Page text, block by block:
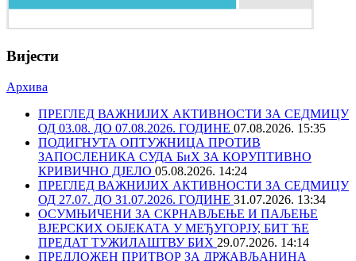
Вијести
Архива
ПРЕГЛЕД ВАЖНИЈИХ АКТИВНОСТИ ЗА СЕДМИЦУ
ОД 03.08. ДО 07.08.2026. ГОДИНЕ 07.08.2026. 15:35
ПОДИГНУТА ОПТУЖНИЦА ПРОТИВ
ЗАПОСЛЕНИКА СУДА БиХ ЗА КОРУПТИВНО
КРИВИЧНО ДЈЕЛО 05.08.2026. 14:24
ПРЕГЛЕД ВАЖНИЈИХ АКТИВНОСТИ ЗА СЕДМИЦУ
ОД 27.07. ДО 31.07.2026. ГОДИНЕ 31.07.2026. 13:34
ОСУМЊИЧЕНИ ЗА СКРНАВЉЕЊЕ И ПАЉЕЊЕ
ВЈЕРСКИХ ОБЈЕКАТА У МЕЂУГОРЈУ, БИТ ЋЕ
ПРЕДАТ ТУЖИЛАШТВУ БИХ 29.07.2026. 14:14
ПРЕДЛОЖЕН ПРИТВОР ЗА ДРЖАВЉАНИНА